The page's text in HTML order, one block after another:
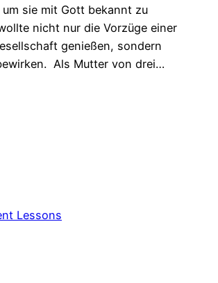
sie mit Gott bekannt zu
nicht nur die Vorzüge einer
genießen, sondern
Als Mutter von drei…
Lessons